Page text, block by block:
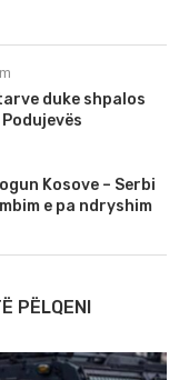
duke shpalos
Kosove – Serbi
e pa ndryshim
PËLQENI